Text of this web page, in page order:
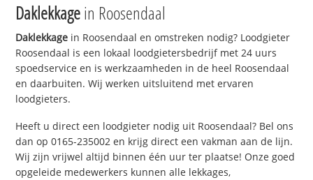
Daklekkagein Roosendaal
Daklekkage in Roosendaal en omstreken nodig? Loodgieter
Roosendaal is een lokaal loodgietersbedrijf met 24 uurs
spoedservice en is werkzaamheden in de heel Roosendaal
en daarbuiten. Wij werken uitsluitend met ervaren
loodgieters.
Heeft u direct een loodgieter nodig uit Roosendaal? Bel ons
dan op 0165-235002 en krijg direct een vakman aan de lijn.
Wij zijn vrijwel altijd binnen één uur ter plaatse! Onze goed
opgeleide medewerkers kunnen alle lekkages,